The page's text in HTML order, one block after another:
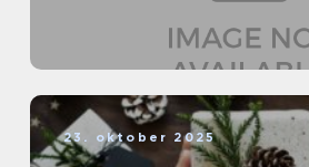
23. oktober 2025